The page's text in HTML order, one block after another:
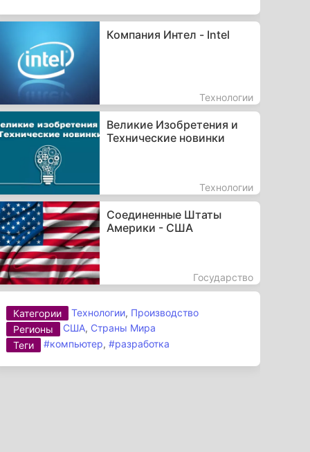
Компания Интел - Intel
Технологии
Великие Изобретения и
Технические новинки
Технологии
Соединенные Штаты
Америки - США
Государство
Категории Технологии, Производство
Регионы
США, Страны Мира
Теги
#компьютер,#разработка